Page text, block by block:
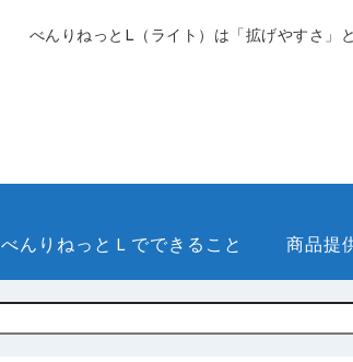
べんりねっとL（ライト）は「拡げやすさ」
べんりねっとＬでできること 商品提